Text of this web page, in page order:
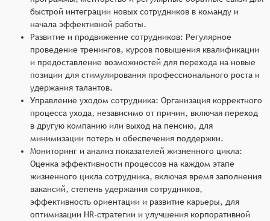
быстрой интеграции новых сотрудников в команду и
начала эффективной работы.
Развитие и продвижение сотрудников: Регулярное
проведение тренингов, курсов повышения квалификации
и предоставление возможностей для перехода на новые
позиции для стимулирования профессионального роста и
удержания талантов.
Управление уходом сотрудника: Организация корректного
процесса ухода, независимо от причин, включая переход
в другую компанию или выход на пенсию, для
минимизации потерь и обеспечения поддержки.
Мониторинг и анализ показателей жизненного цикла:
Оценка эффективности процессов на каждом этапе
жизненного цикла сотрудника, включая время заполнения
вакансий, степень удержания сотрудников,
эффективность ориентации и развитие карьеры, для
оптимизации HR-стратегии и улучшения корпоративной